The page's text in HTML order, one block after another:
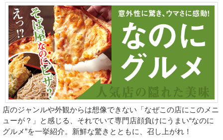
店のジャンルや外観からは想像できない「なぜこの店にこのメニ
ューが？」と感じる、それでいて専門店顔負けにうまい“なのに
グルメ”を一挙紹介。新鮮な驚きとともに、召し上がれ！